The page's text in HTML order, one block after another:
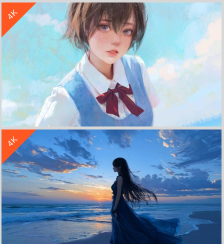
秋天森林小溪河流树木阳光大自然风景带鱼屏壁纸
4K
海边 阳光 兽耳短发女孩 校园制服 4K高清动漫壁纸
4K
立 即 下 载
收 藏